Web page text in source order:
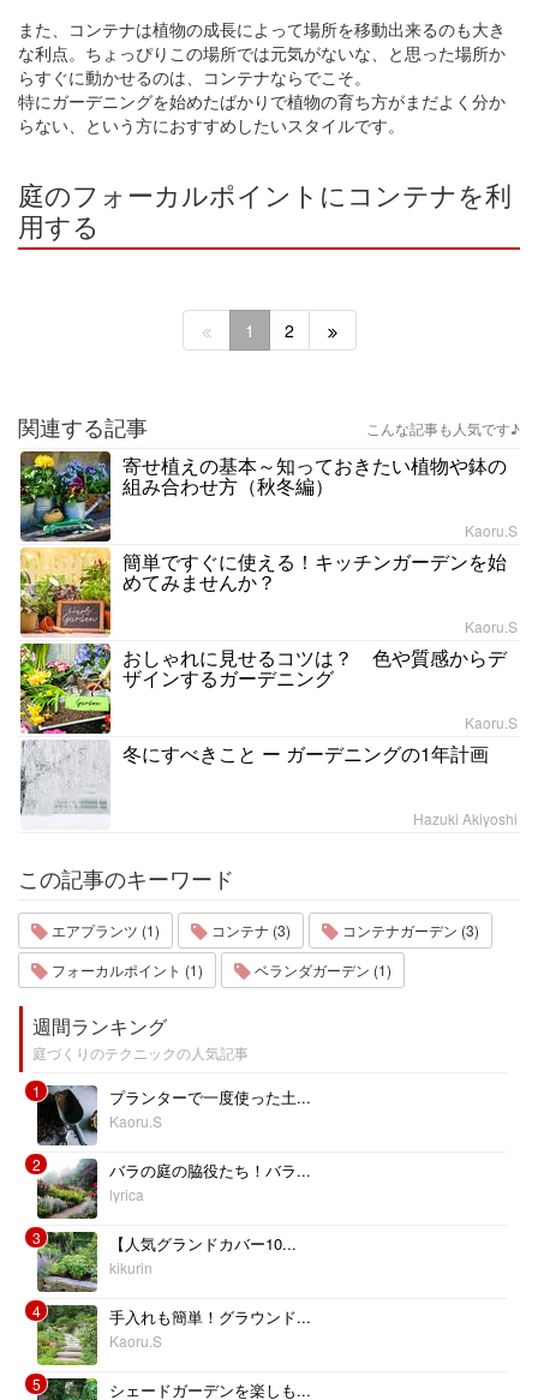
また、コンテナは植物の成長によって場所を移動出来るのも大き
な利点。ちょっぴりこの場所では元気がないな、と思った場所か
らすぐに動かせるのは、コンテナならでこそ。
特にガーデニングを始めたばかりで植物の育ち方がまだよく分か
らない、という方におすすめしたいスタイルです。
庭のフォーカルポイントにコンテナを利
用する
1 2
関連する記事 こんな記事も人気です♪
寄せ植えの基本～知っておきたい植物や鉢の
組み合わせ方（秋冬編）
Kaoru.S
簡単ですぐに使える！キッチンガーデンを始
めてみませんか？
Kaoru.S
おしゃれに見せるコツは？ 色や質感からデ
ザインするガーデニング
Kaoru.S
冬にすべきこと ー ガーデニングの1年計画
Hazuki Akiyoshi
この記事のキーワード
エアプランツ (1) コンテナ (3)
コンテナガーデン (3)
フォーカルポイント (1)
ベランダガーデン (1)
週間ランキング
庭づくりのテクニックの人気記事
1
プランターで一度使った土...
Kaoru.S
2 バラの庭の脇役たち！バラ...
lyrica
3 【人気グランドカバー10...
kikurin
4 手入れも簡単！グラウンド...
Kaoru.S
5 シェードガーデンを楽しも...